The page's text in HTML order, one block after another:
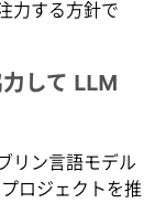
力する方針で
して LLM
リン言語モデル
ロジェクトを推